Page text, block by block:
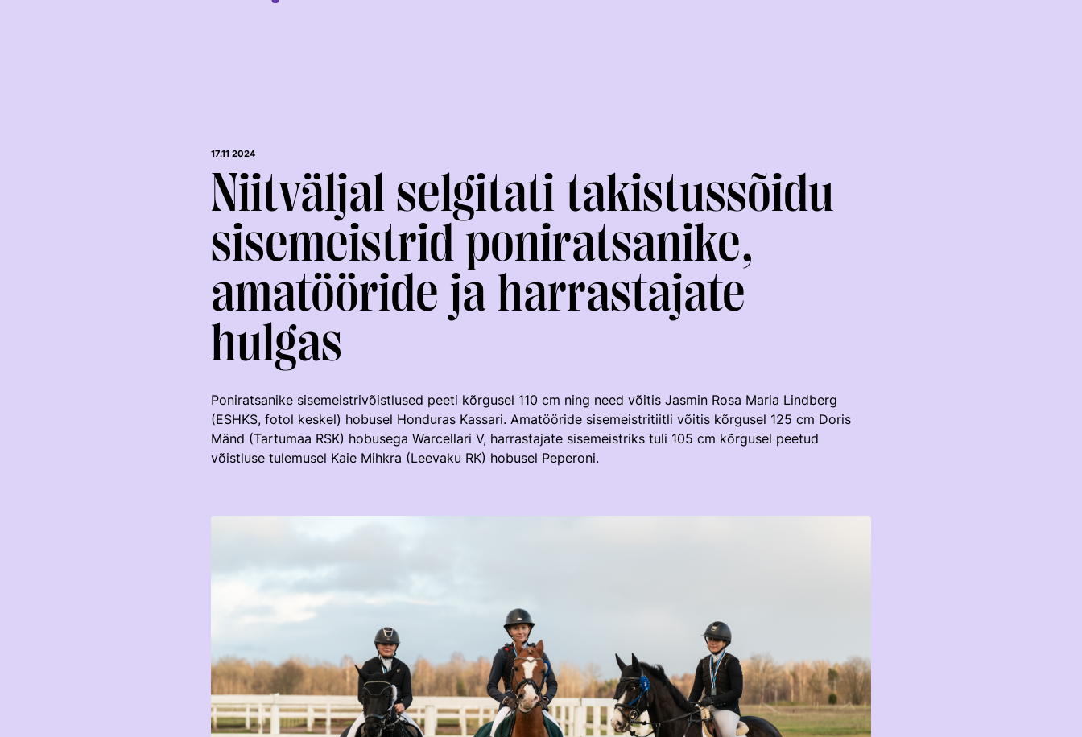
KOOLISÕIT JA
PARAKOOLISÕIT
KOLMEVÕISTLUS KESTVUSRATSUTAMINE
17.11 2024
Niitväljal selgitati takistussõidu
sisemeistrid poniratsanike,
amatööride ja harrastajate
hulgas
Poniratsanike sisemeistrivõistlused peeti kõrgusel 110 cm ning need võitis Jasmin Rosa Maria Lindberg
(ESHKS, fotol keskel) hobusel Honduras Kassari. Amatööride sisemeistritiitli võitis kõrgusel 125 cm Doris
Mänd (Tartumaa RSK) hobusega Warcellari V, harrastajate sisemeistriks tuli 105 cm kõrgusel peetud
võistluse tulemusel Kaie Mihkra (Leevaku RK) hobusel Peperoni.